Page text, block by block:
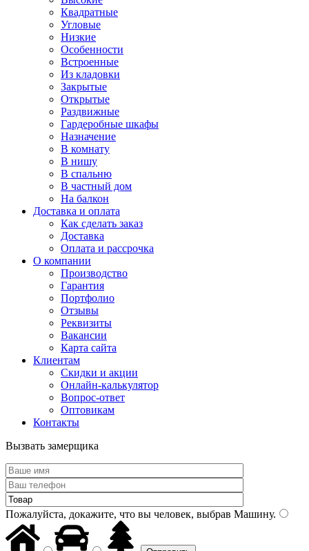
Квадратные
Угловые
Низкие
Особенности
Встроенные
Из кладовки
Закрытые
Открытые
Раздвижные
Гардеробные шкафы
Назначение
В комнату
В нишу
В спальню
В частный дом
На балкон
Доставка и оплата
Как сделать заказ
Доставка
Оплата и рассрочка
О компании
Производство
Гарантия
Портфолио
Отзывы
Реквизиты
Вакансии
Карта сайта
Клиентам
Скидки и акции
Онлайн-калькулятор
Вопрос-ответ
Оптовикам
Контакты
Вызвать замерщика
Пожалуйста, докажите, что вы человек, выбрав Машину.